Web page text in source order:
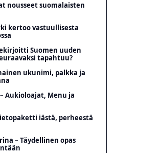
nousseet suomalaisten
kertoo vastuullisesta
Suomen uuden
tapahtuu?
ukunimi, palkka ja
Aukioloajat, Menu ja
iästä, perheestä
– Täydellinen opas